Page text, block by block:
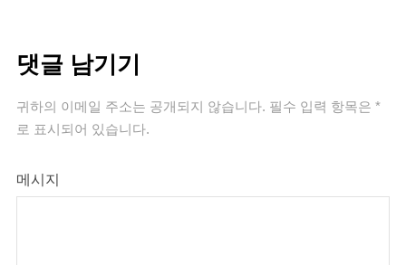
댓글 남기기
귀하의 이메일 주소는 공개되지 않습니다. 필수 입력 항목은 *
로 표시되어 있습니다.
메시지